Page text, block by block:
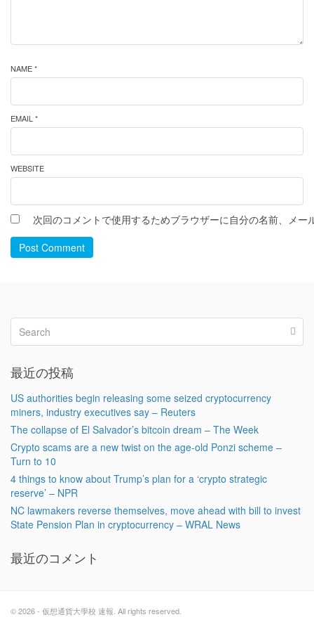
NAME *
EMAIL *
WEBSITE
次回のコメントで使用するためブラウザーに自分の名前、メー
Post Comment
最近の投稿
US authorities begin releasing some seized cryptocurrency
miners, industry executives say – Reuters
The collapse of El Salvador’s bitcoin dream – The Week
Crypto scams are a new twist on the age-old Ponzi scheme –
Turn to 10
4 things to know about Trump’s plan for a ‘crypto strategic
reserve’ – NPR
NC lawmakers reverse themselves, move ahead with bill to invest
State Pension Plan in cryptocurrency – WRAL News
最近のコメント
© 2026 - 仮想通貨大學校 速報. All rights reserved.